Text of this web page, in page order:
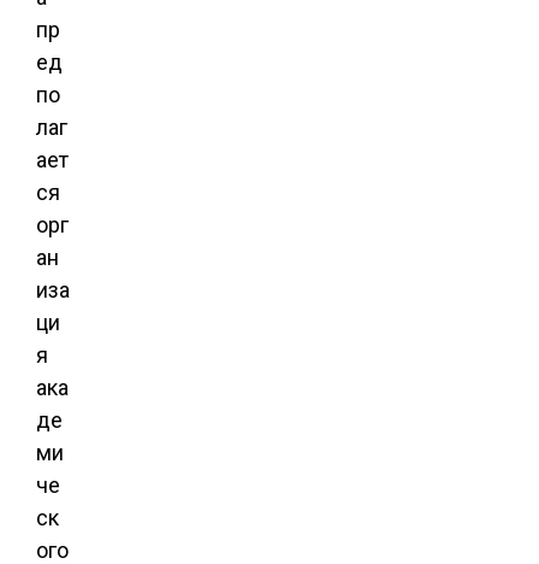
пр
ед
по
лаг
ает
ся
орг
ан
иза
ци
я
ака
де
ми
че
ск
ого